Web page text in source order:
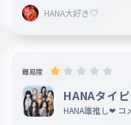
HANA大好き♡
難易度
HANAタイ
HANA誰推し❤ コ